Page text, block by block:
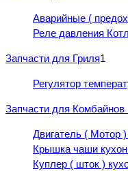
Аварийные (
Реле давления
Запчасти для Гриля1
Регулятор
Запчасти для Комбайнов
Двигатель ( Мотор
Крышка чаши
Куплер ( шток )